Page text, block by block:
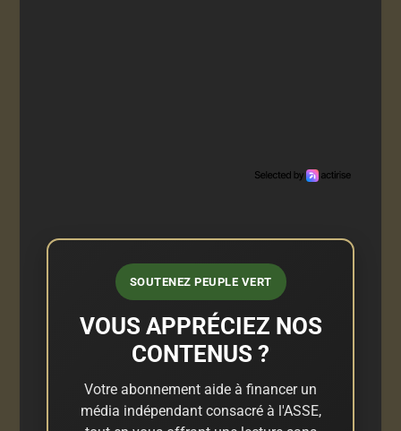
SOUTENEZ PEUPLE VERT
VOUS APPRÉCIEZ NOS
CONTENUS ?
Votre abonnement aide à financer un
média indépendant consacré à l'ASSE,